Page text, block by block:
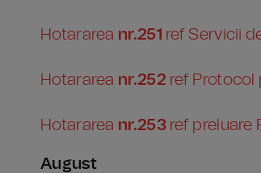
Hotararea nr.251 ref Servicii
Hotararea nr.252 ref Protocol
Hotararea nr.253ref preluare
August